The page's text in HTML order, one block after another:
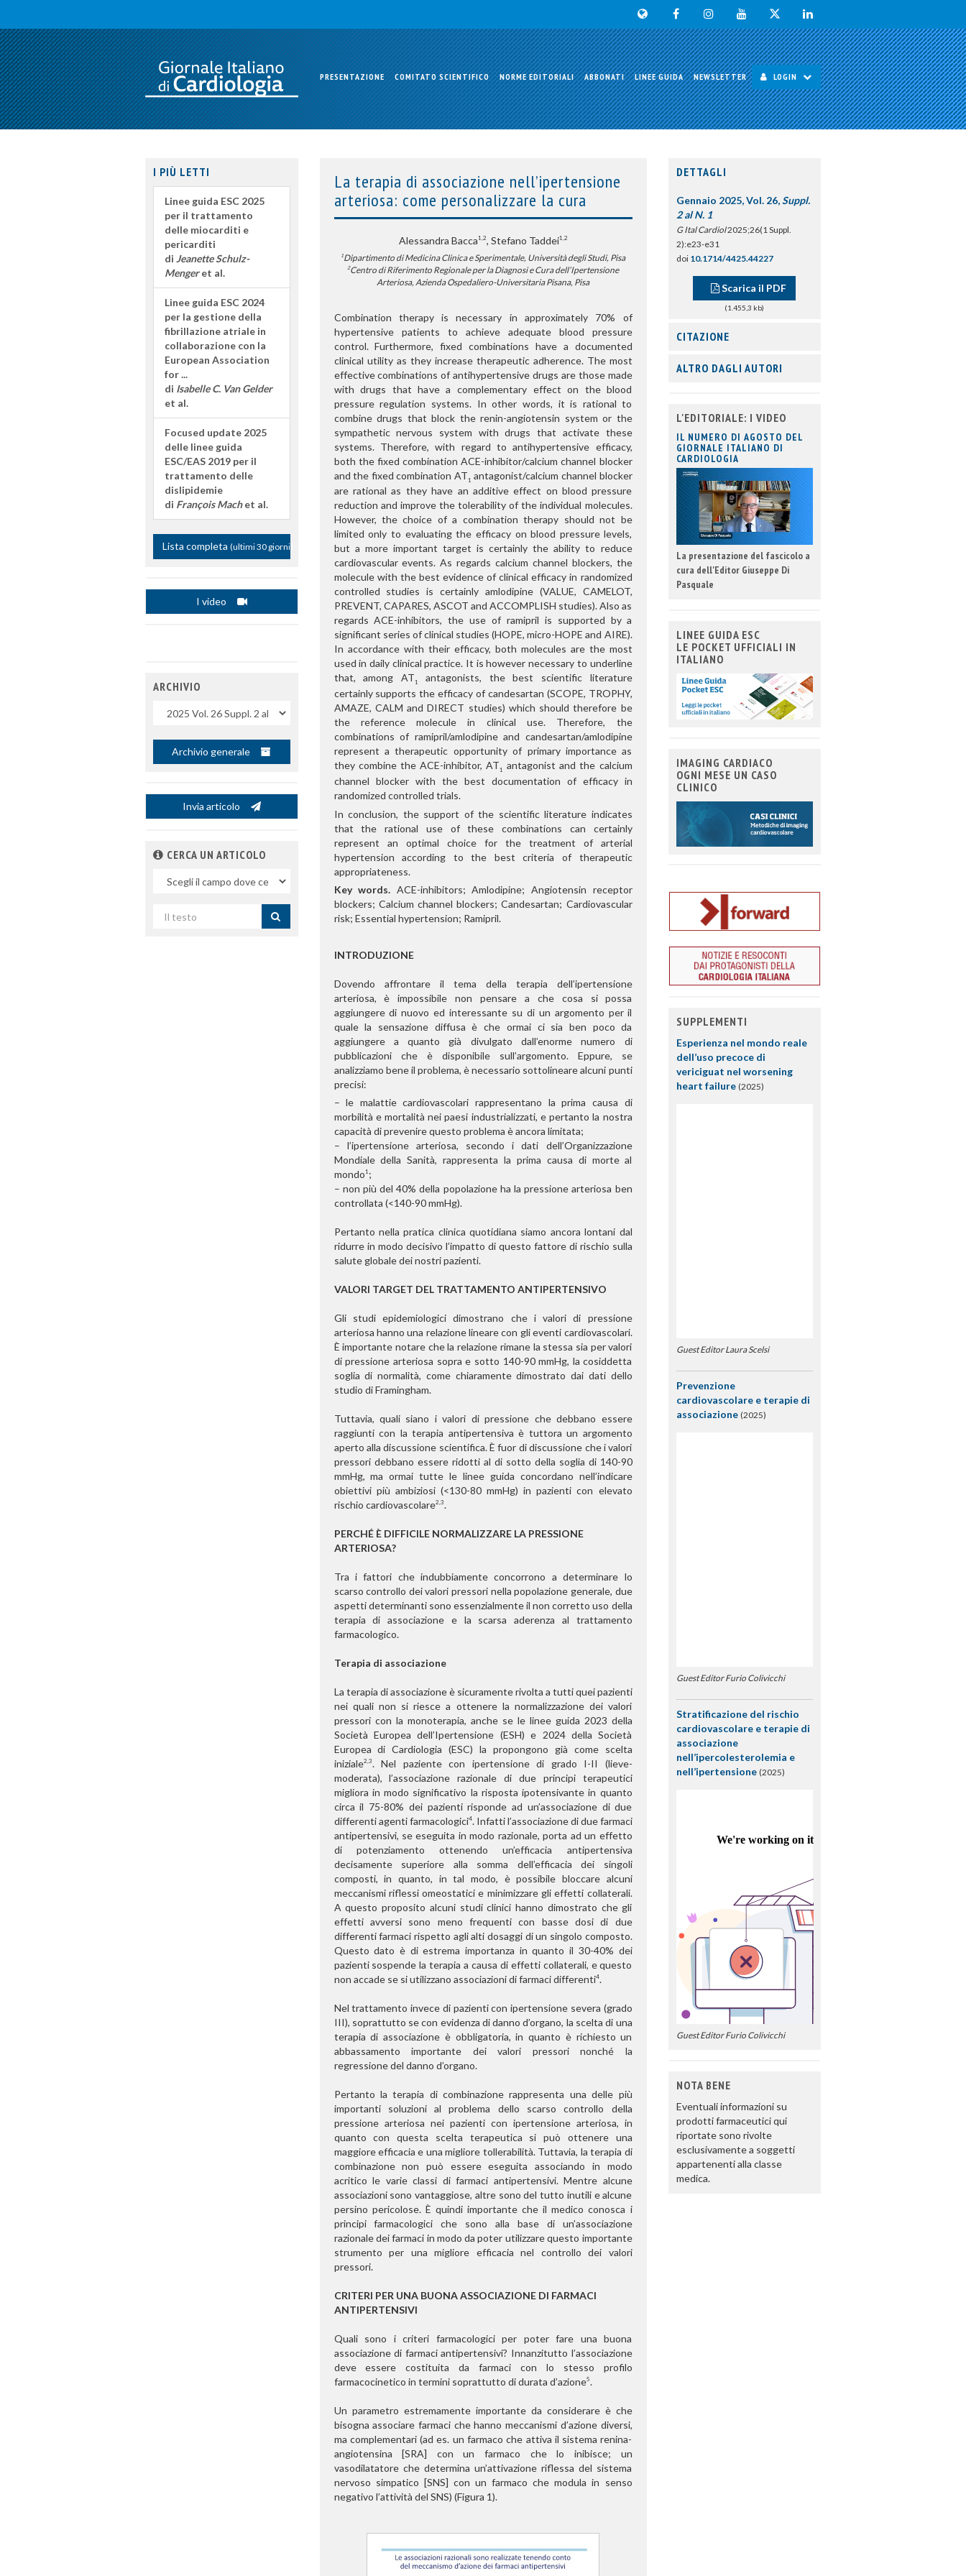
PRESENTAZIONE COMITATO SCIENTIFICO NORME EDITORIALI ABBONATI LINEE GUIDA NEWSLETTER LOGIN
La terapia di associazione nell’ipertensione
arteriosa: come personalizzare la cura
Alessandra Bacca1,2, Stefano Taddei1,2
1Dipartimento di Medicina Clinica e Sperimentale, Università degli Studi, Pisa
2Centro di Riferimento Regionale per la Diagnosi e Cura dell’Ipertensione
Arteriosa, Azienda Ospedaliero-Universitaria Pisana, Pisa
Combination therapy is necessary in approximately 70% of
hypertensive patients to achieve adequate blood pressure
control. Furthermore, fixed combinations have a documented
clinical utility as they increase therapeutic adherence. The most
effective combinations of antihypertensive drugs are those made
with drugs that have a complementary effect on the blood
pressure regulation systems. In other words, it is rational to
combine drugs that block the renin-angiotensin system or the
sympathetic nervous system with drugs that activate these
systems. Therefore, with regard to antihypertensive efficacy,
both the fixed combination ACE-inhibitor/calcium channel blocker
and the fixed combination AT1 antagonist/calcium channel blocker
are rational as they have an additive effect on blood pressure
reduction and improve the tolerability of the individual molecules.
However, the choice of a combination therapy should not be
limited only to evaluating the efficacy on blood pressure levels,
but a more important target is certainly the ability to reduce
cardiovascular events. As regards calcium channel blockers, the
molecule with the best evidence of clinical efficacy in randomized
controlled studies is certainly amlodipine (VALUE, CAMELOT,
PREVENT, CAPARES, ASCOT and ACCOMPLISH studies). Also as
regards ACE-inhibitors, the use of ramipril is supported by a
significant series of clinical studies (HOPE, micro-HOPE and AIRE).
In accordance with their efficacy, both molecules are the most
used in daily clinical practice. It is however necessary to underline
that, among AT1
antagonists, the best scientific literature
certainly supports the efficacy of candesartan (SCOPE, TROPHY,
AMAZE, CALM and DIRECT studies) which should therefore be
the reference molecule in clinical use. Therefore, the
combinations of ramipril/amlodipine and candesartan/amlodipine
represent a therapeutic opportunity of primary importance as
they combine the ACE-inhibitor, AT1 antagonist and the calcium
channel blocker with the best documentation of efficacy in
randomized controlled trials.
In conclusion, the support of the scientific literature indicates
that the rational use of these combinations can certainly
represent an optimal choice for the treatment of arterial
hypertension according to the best criteria of therapeutic
appropriateness.
Key words. ACE-inhibitors; Amlodipine; Angiotensin receptor
blockers; Calcium channel blockers; Candesartan; Cardiovascular
risk; Essential hypertension; Ramipril.
INTRODUZIONE
Dovendo affrontare il tema della terapia dell’ipertensione
arteriosa, è impossibile non pensare a che cosa si possa
aggiungere di nuovo ed interessante su di un argomento per il
quale la sensazione diffusa è che ormai ci sia ben poco da
aggiungere a quanto già divulgato dall’enorme numero di
pubblicazioni che è disponibile sull’argomento. Eppure, se
analizziamo bene il problema, è necessario sottolineare alcuni punti
precisi:
– le malattie cardiovascolari rappresentano la prima causa di
morbilità e mortalità nei paesi industrializzati, e pertanto la nostra
capacità di prevenire questo problema è ancora limitata;
– l’ipertensione arteriosa, secondo i dati dell’Organizzazione
Mondiale della Sanità, rappresenta la prima causa di morte al
mondo1 ;
– non più del 40% della popolazione ha la pressione arteriosa ben
controllata (<140-90 mmHg).
Pertanto nella pratica clinica quotidiana siamo ancora lontani dal
ridurre in modo decisivo l’impatto di questo fattore di rischio sulla
salute globale dei nostri pazienti.
VALORI TARGET DEL TRATTAMENTO ANTIPERTENSIVO
Gli studi epidemiologici dimostrano che i valori di pressione
arteriosa hanno una relazione lineare con gli eventi cardiovascolari.
È importante notare che la relazione rimane la stessa sia per valori
di pressione arteriosa sopra e sotto 140-90 mmHg, la cosiddetta
soglia di normalità, come chiaramente dimostrato dai dati dello
studio di Framingham.
Tuttavia, quali siano i valori di pressione che debbano essere
raggiunti con la terapia antipertensiva è tuttora un argomento
aperto alla discussione scientifica. È fuor di discussione che i valori
pressori debbano essere ridotti al di sotto della soglia di 140-90
mmHg, ma ormai tutte le linee guida concordano nell’indicare
obiettivi più ambiziosi (<130-80 mmHg) in pazienti con elevato
rischio cardiovascolare2,3.
PERCHÉ ÈDIFFICILE NORMALIZZARE LA PRESSIONE
ARTERIOSA?
Tra i fattori che indubbiamente concorrono a determinare lo
scarso controllo dei valori pressori nella popolazione generale, due
aspetti determinanti sono essenzialmente il non corretto uso della
terapia di associazione e la scarsa aderenza al trattamento
farmacologico.
Terapia di associazione
La terapia di associazione è sicuramente rivolta a tutti quei pazienti
nei quali non si riesce a ottenere la normalizzazione dei valori
pressori con la monoterapia, anche se le linee guida 2023 della
Società Europea dell’Ipertensione (ESH) e 2024 della Società
Europea di Cardiologia (ESC) la propongono già come scelta
iniziale2,3. Nel paziente con ipertensione di grado I-II (lieve-
moderata), l’associazione razionale di due principi terapeutici
migliora in modo significativo la risposta ipotensivante in quanto
circa il 75-80% dei pazienti risponde ad un’associazione di due
differenti agenti farmacologici4. Infatti l’associazione di due farmaci
antipertensivi, se eseguita in modo razionale, porta ad un effetto
di potenziamento ottenendo un’efficacia antipertensiva
decisamente superiore alla somma dell’efficacia dei singoli
composti, in quanto, in tal modo, è possibile bloccare alcuni
meccanismi riflessi omeostatici e minimizzare gli effetti collaterali.
A questo proposito alcuni studi clinici hanno dimostrato che gli
effetti avversi sono meno frequenti con basse dosi di due
differenti farmaci rispetto agli alti dosaggi di un singolo composto.
Questo dato è di estrema importanza in quanto il 30-40% dei
pazienti sospende la terapia a causa di effetti collaterali, e questo
non accade se si utilizzano associazioni di farmaci differenti4.
Nel trattamento invece di pazienti con ipertensione severa (grado
III), soprattutto se con evidenza di danno d’organo, la scelta di una
terapia di associazione è obbligatoria, in quanto è richiesto un
abbassamento importante dei valori pressori nonché la
regressione del danno d’organo.
Pertanto la terapia di combinazione rappresenta una delle più
importanti soluzioni al problema dello scarso controllo della
pressione arteriosa nei pazienti con ipertensione arteriosa, in
quanto con questa scelta terapeutica si può ottenere una
maggiore efficacia e una migliore tollerabilità. Tuttavia, la terapia di
combinazione non può essere eseguita associando in modo
acritico le varie classi di farmaci antipertensivi. Mentre alcune
associazioni sono vantaggiose, altre sono del tutto inutili e alcune
persino pericolose. È quindi importante che il medico conosca i
principi farmacologici che sono alla base di un’associazione
razionale dei farmaci in modo da poter utilizzare questo importante
strumento per una migliore efficacia nel controllo dei valori
pressori.
CRITERI PER UNA BUONA ASSOCIAZIONE DI FARMACI
ANTIPERTENSIVI
Quali sono i criteri farmacologici per poter fare una buona
associazione di farmaci antipertensivi? Innanzitutto l’associazione
deve essere costituita da farmaci con lo stesso profilo
farmacocinetico in termini soprattutto di durata d’azione5.
Un parametro estremamente importante da considerare è che
bisogna associare farmaci che hanno meccanismi d’azione diversi,
ma complementari (ad es. un farmaco che attiva il sistema renina-
angiotensina [SRA] con un farmaco che lo inibisce; un
vasodilatatore che determina un’attivazione riflessa del sistema
nervoso simpatico [SNS] con un farmaco che modula in senso
negativo l’attività del SNS) (Figura 1).
I PIÙ LETTI
Linee guida ESC 2025
per il trattamento
delle miocarditi e
pericarditi
di Jeanette Schulz-
Mengeret al.
Linee guida ESC 2024
per la gestione della
fibrillazione atriale in
collaborazione con la
European Association
for ...
di Isabelle C. Van Gelder
et al.
Focused update 2025
delle linee guida
ESC/EAS 2019 per il
trattamento delle
dislipidemie
di François Machet al.
Lista completa (ultimi 30 giorni)
I video
ARCHIVIO
Archivio generale
Invia articolo
CERCA UN ARTICOLO
campo
per
DETTAGLI
Gennaio 2025, Vol. 26,Suppl.
2 al N. 1
G Ital Cardiol2025;26(1 Suppl.
2):e23-e31
doi 10.1714/4425.44227
Scarica il PDF
(1.455,3 kb)
CITAZIONE
ALTRO DAGLI AUTORI
L'EDITORIALE: I VIDEO
IL NUMERO DI AGOSTO DEL
GIORNALE ITALIANO DI
CARDIOLOGIA
La presentazione del fascicolo a
cura dell'Editor Giuseppe Di
Pasquale
LINEE GUIDA ESC
LE POCKET UFFICIALI IN
ITALIANO
IMAGING CARDIACO
OGNI MESE UN CASO
CLINICO
SUPPLEMENTI
Esperienza nel mondo reale
dell’uso precoce di
vericiguat nel worsening
heart failure (2025)
Guest Editor Laura Scelsi
Prevenzione
cardiovascolare e terapie di
associazione (2025)
Guest Editor Furio Colivicchi
Stratificazione del rischio
cardiovascolare e terapie di
associazione
nell’ipercolesterolemia e
nell’ipertensione (2025)
Guest Editor Furio Colivicchi
NOTA BENE
Eventuali informazioni su
prodotti farmaceutici qui
riportate sono rivolte
esclusivamente a soggetti
appartenenti alla classe
medica.